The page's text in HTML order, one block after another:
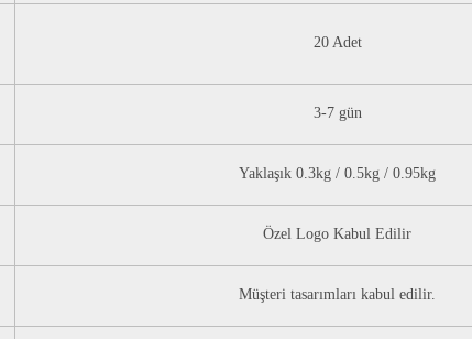
20 Adet
3-7 gün
Yaklaşık 0.3kg / 0.5kg / 0.95kg
Özel Logo Kabul Edilir
Müşteri tasarımları kabul edilir.